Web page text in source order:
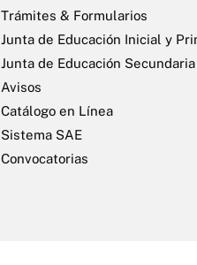
Trámites & Formularios
Junta de Educación Inicial y
Junta de Educación Secundaria
Avisos
Catálogo en Línea
Sistema SAE
Convocatorias